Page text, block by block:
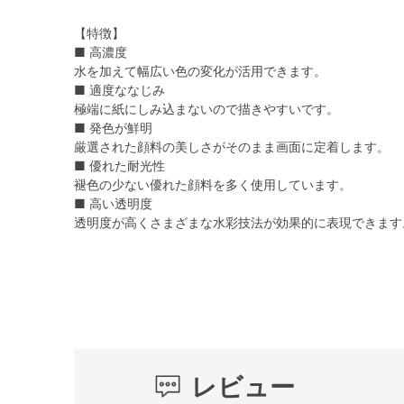
【特徴】
■ 高濃度
水を加えて幅広い色の変化が活用できます。
■ 適度ななじみ
極端に紙にしみ込まないので描きやすいです。
■ 発色が鮮明
厳選された顔料の美しさがそのまま画面に定着します。
■ 優れた耐光性
褪色の少ない優れた顔料を多く使用しています。
■ 高い透明度
透明度が高くさまざまな水彩技法が効果的に表現できま
レビュー